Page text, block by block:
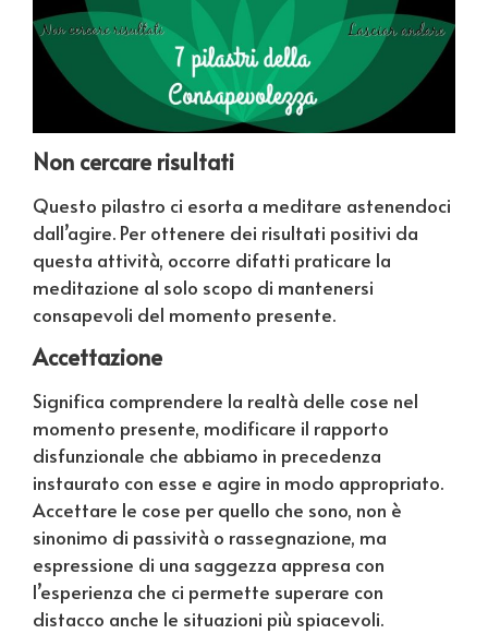
Non cercare risultati
Questo pilastro ci esorta a meditare astenendoci
dall’agire. Per ottenere dei risultati positivi da
questa attività, occorre difatti praticare la
meditazione al solo scopo di mantenersi
consapevoli del momento presente.
Accettazione
Significa comprendere la realtà delle cose nel
momento presente, modificare il rapporto
disfunzionale che abbiamo in precedenza
instaurato con esse e agire in modo appropriato.
Accettare le cose per quello che sono, non è
sinonimo di passività o rassegnazione, ma
espressione di una saggezza appresa con
l’esperienza che ci permette superare con
distacco anche le situazioni più spiacevoli.